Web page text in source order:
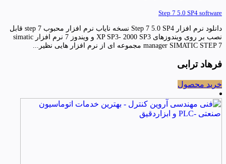
Step 7 5.0 SP4 software
دانلود نرم افزار Step 7 5.0 SP4 نسخه نایاب نرم افزار محبوب step 7 قابل
نصب بر روی ویندوزهای XP SP3- 2000 SP3 و ویندوز 7 نرم افزار simatic
manager SIMATIC STEP 7 مجموعه ای از نرم افزار هایی نظیر...
فرهاد ترابی
خرید محصول